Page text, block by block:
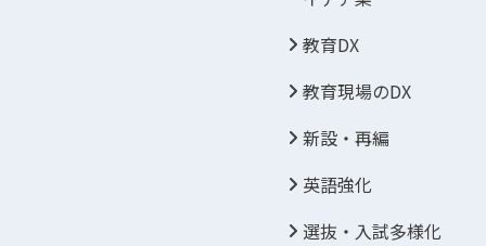
教育DX
教育現場のDX
新設・再編
英語強化
選抜・入試多様化